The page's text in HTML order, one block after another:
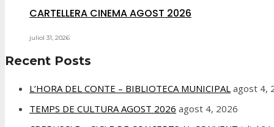
CARTELLERA CINEMA AGOST 2026
juliol 31, 2026
Recent Posts
L’HORA DEL CONTE – BIBLIOTECA MUNICIPAL agost 4,
TEMPS DE CULTURA AGOST 2026 agost 4, 2026